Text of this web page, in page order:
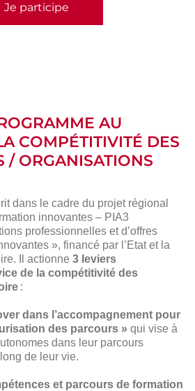
Je participe
AU
COMPÉTITIVITÉ DES
/ ORGANISATIONS
dans le cadre du projet régional
innovantes – PIA3
professionnelles et d’offres
», financé par l’Etat et la
Il actionne 3 leviers
de la compétitivité des
:
dans l’accompagnement pour
des parcours » qui vise à
dans leur parcours
de leur vie.
et parcours de formation